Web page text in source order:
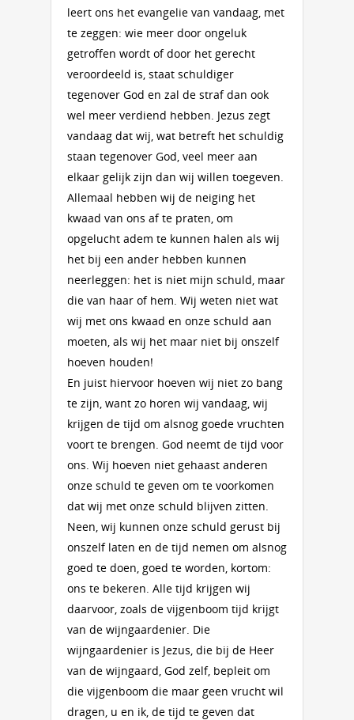
leert ons het evangelie van vandaag, met
te zeggen: wie meer door ongeluk
getroffen wordt of door het gerecht
veroordeeld is, staat schuldiger
tegenover God en zal de straf dan ook
wel meer verdiend hebben. Jezus zegt
vandaag dat wij, wat betreft het schuldig
staan tegenover God, veel meer aan
elkaar gelijk zijn dan wij willen toegeven.
Allemaal hebben wij de neiging het
kwaad van ons af te praten, om
opgelucht adem te kunnen halen als wij
het bij een ander hebben kunnen
neerleggen: het is niet mijn schuld, maar
die van haar of hem. Wij weten niet wat
wij met ons kwaad en onze schuld aan
moeten, als wij het maar niet bij onszelf
hoeven houden!
En juist hiervoor hoeven wij niet zo bang
te zijn, want zo horen wij vandaag, wij
krijgen de tijd om alsnog goede vruchten
voort te brengen. God neemt de tijd voor
ons. Wij hoeven niet gehaast anderen
onze schuld te geven om te voorkomen
dat wij met onze schuld blijven zitten.
Neen, wij kunnen onze schuld gerust bij
onszelf laten en de tijd nemen om alsnog
goed te doen, goed te worden, kortom:
ons te bekeren. Alle tijd krijgen wij
daarvoor, zoals de vijgenboom tijd krijgt
van de wijngaardenier. Die
wijngaardenier is Jezus, die bij de Heer
van de wijngaard, God zelf, bepleit om
die vijgenboom die maar geen vrucht wil
dragen, u en ik, de tijd te geven dat